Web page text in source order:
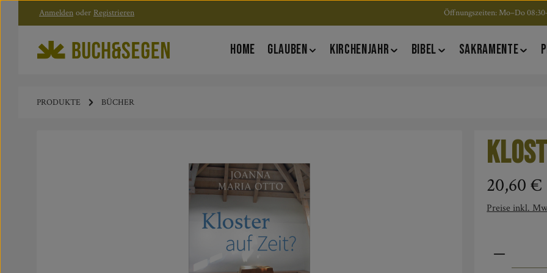
Zum Hauptinhalt springen
Zur Hauptnavigation springen
Anmelden oder Registrieren Öffnungszeiten: Mo–Do
HOME GLAUBEN KIRCHENJAHR BIBEL SAKRAMENTE
PRODUKTE BÜCHER
Regulärer
20,60 €
Preise inkl.
Produkt